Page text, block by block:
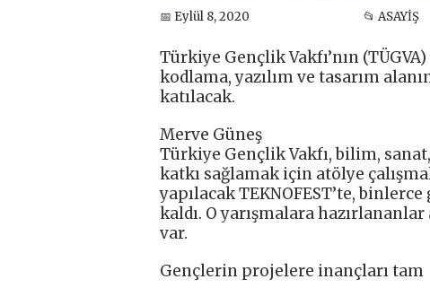
📅 Eylül 8, 2020 📂 ASAYİŞ
Türkiye Gençlik Vakfı’nın
kodlama, yazılım ve tasarım
katılacak.
Merve Güneş
Türkiye Gençlik Vakfı, bilim,
katkı sağlamak için atölye
yapılacak TEKNOFEST’te,
kaldı. O yarışmalara
var.
Gençlerin projelere inançları tam